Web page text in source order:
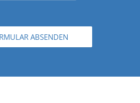
ABSENDEN